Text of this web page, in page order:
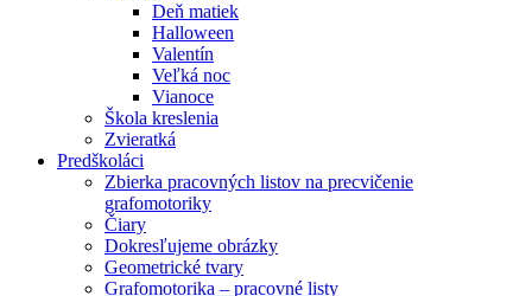
Deň matiek
Halloween
Valentín
Veľká noc
Vianoce
Škola kreslenia
Zvieratká
Predškoláci
Zbierka pracovných listov na precvičenie
grafomotoriky
Čiary
Dokresľujeme obrázky
Geometrické tvary
Grafomotorika – pracovné listy